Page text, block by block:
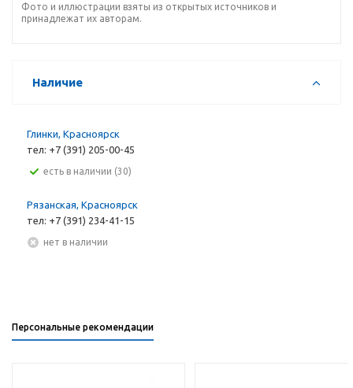
Фото и иллюстрации взяты из открытых источников и
принадлежат их авторам.
Наличие
Глинки, Красноярск
тел: +7 (391) 205-00-45
Есть в наличии (30)
Рязанская, Красноярск
тел: +7 (391) 234-41-15
Нет в наличии
Персональные рекомендации